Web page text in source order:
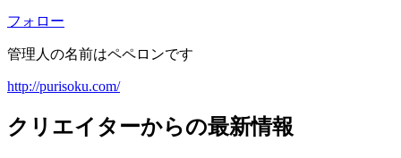
フォロー
管理人の名前はペペロンです
http://purisoku.com/
クリエイターからの最新情報